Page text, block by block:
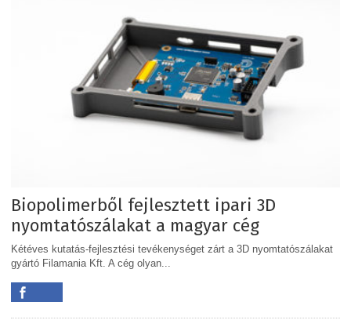
Biopolimerből fejlesztett ipari 3D
nyomtatószálakat a magyar cég
Kétéves kutatás-fejlesztési tevékenységet zárt a 3D nyomtatószálakat
gyártó Filamania Kft. A cég olyan...